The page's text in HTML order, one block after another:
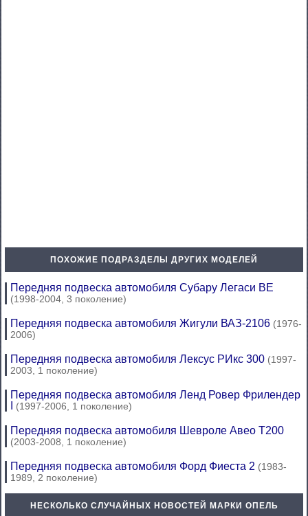
ПОХОЖИЕ ПОДРАЗДЕЛЫ ДРУГИХ МОДЕЛЕЙ
Передняя подвеска автомобиля Субару Легаси BE
(1998-2004, 3 поколение)
Передняя подвеска автомобиля Жигули ВАЗ-2106 (1976-
2006)
Передняя подвеска автомобиля Лексус РИкс 300 (1997-
2003, 1 поколение)
Передняя подвеска автомобиля Ленд Ровер Фрилендер
(1997-2006, 1 поколение)
Передняя подвеска автомобиля Шевроле Авео Т200
(2003-2008, 1 поколение)
Передняя подвеска автомобиля Форд Фиеста 2 (1983-
1989, 2 поколение)
НЕСКОЛЬКО СЛУЧАЙНЫХ НОВОСТЕЙ МАРКИ ОПЕЛЬ